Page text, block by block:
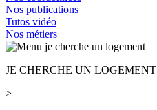
Nos publications
Tutos vidéo
Nos métiers
JE CHERCHE UN LOGEMENT
>